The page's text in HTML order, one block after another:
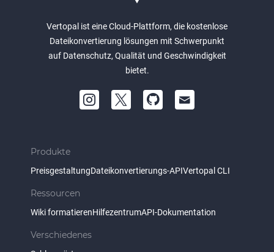
Vertopal ist eine Cloud-Plattform, die kostenlose
Dateikonvertierung lösungen mit Schwerpunkt
auf Datenschutz, Qualität und Geschwindigkeit
bietet.
Produkte
PreisgestaltungDateikonvertierungs-APIVertopal CLI
Ressourcen
Wiki formatierenHilfezentrumAPI-Dokumentation
Verschiedenes